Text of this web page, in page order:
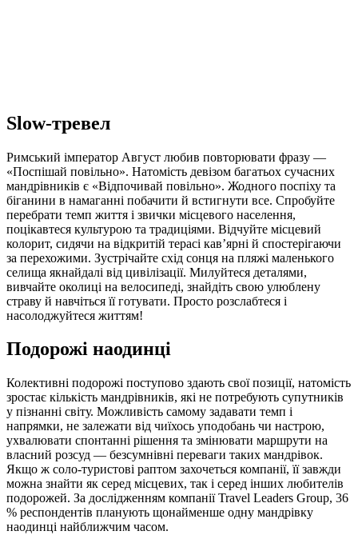
Slow-тревел
Римський імператор Август любив повторювати фразу —
«Поспішай повільно». Натомість девізом багатьох сучасних
мандрівників є «Відпочивай повільно». Жодного поспіху та
біганини в намаганні побачити й встигнути все. Спробуйте
перебрати темп життя і звички місцевого населення,
поцікавтеся культурою та традиціями. Відчуйте місцевий
колорит, сидячи на відкритій терасі кав’ярні й спостерігаючи
за перехожими. Зустрічайте схід сонця на пляжі маленького
селища якнайдалі від цивілізації. Милуйтеся деталями,
вивчайте околиці на велосипеді, знайдіть свою улюблену
страву й навчіться її готувати. Просто розслабтеся і
насолоджуйтеся життям!
Подорожі наодинці
Колективні подорожі поступово здають свої позиції, натомість
зростає кількість мандрівників, які не потребують супутників
у пізнанні світу. Можливість самому задавати темп і
напрямки, не залежати від чиїхось уподобань чи настрою,
ухвалювати спонтанні рішення та змінювати маршрути на
власний розсуд — безсумнівні переваги таких мандрівок.
Якщо ж соло-туристові раптом захочеться компанії, її завжди
можна знайти як серед місцевих, так і серед інших любителів
подорожей. За дослідженням компанії Travel Leaders Group, 36
% респондентів планують щонайменше одну мандрівку
наодинці найближчим часом.